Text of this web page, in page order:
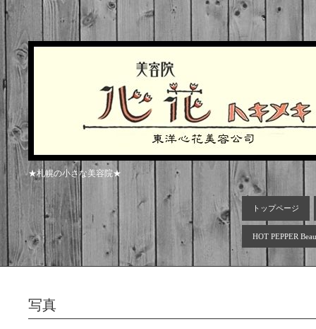
★札幌の小さな美容院★
トップページ
HOT PEPPER
写真